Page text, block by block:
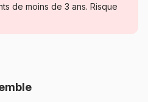
Puzzles - Villes et Villages
de moins de 3 ans. Risque